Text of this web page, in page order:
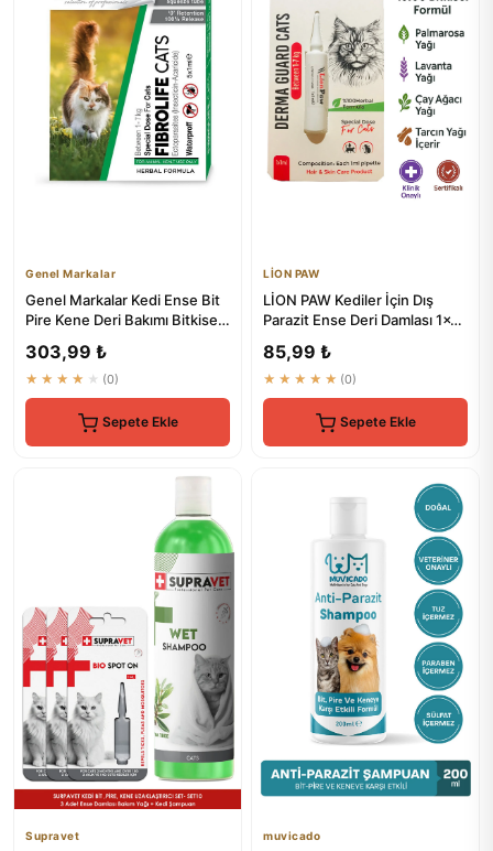
Genel Markalar
Genel Markalar Kedi Ense Bit
Pire Kene Deri Bakımı Bitkisel
303,99 ₺
★★★★★ (0)
Sepete Ekle
LİON PAW
LİON PAW Kediler İçin Dış
Parazit Ense Deri Damlası 1x1
85,99 ₺
★★★★★ (0)
Sepete Ekle
Supravet muvicado